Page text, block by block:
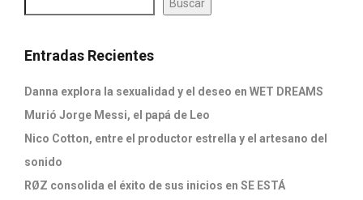
Buscar
Entradas Recientes
Danna explora la sexualidad y el deseo en WET DREAMS
Murió Jorge Messi, el papá de Leo
Nico Cotton, entre el productor estrella y el artesano del
sonido
RØZ consolida el éxito de sus inicios en SE ESTÁ